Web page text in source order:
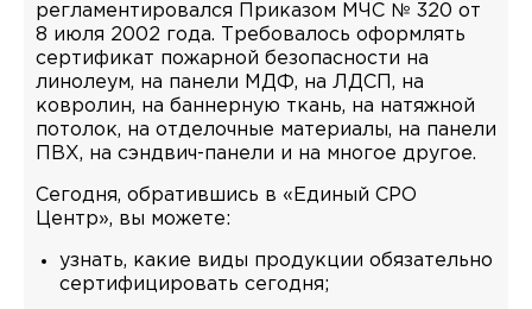
регламентировался Приказом МЧС № 320 от
8 июля 2002 года. Требовалось оформлять
сертификат пожарной безопасности на
линолеум, на панели МДФ, на ЛДСП, на
ковролин, на баннерную ткань, на натяжной
потолок, на отделочные материалы, на панели
ПВХ, на сэндвич-панели и на многое другое.
Сегодня, обратившись в «Единый СРО
Центр», вы можете:
узнать, какие виды продукции обязательно
сертифицировать сегодня;